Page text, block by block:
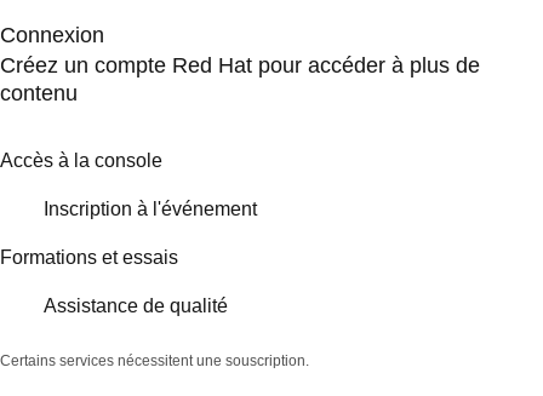
Connexion
Créez un compte Red Hat pour accéder à plus de
contenu
Accès à la console
Inscription à l'événement
Formations et essais
Assistance de qualité
Certains services nécessitent une souscription.